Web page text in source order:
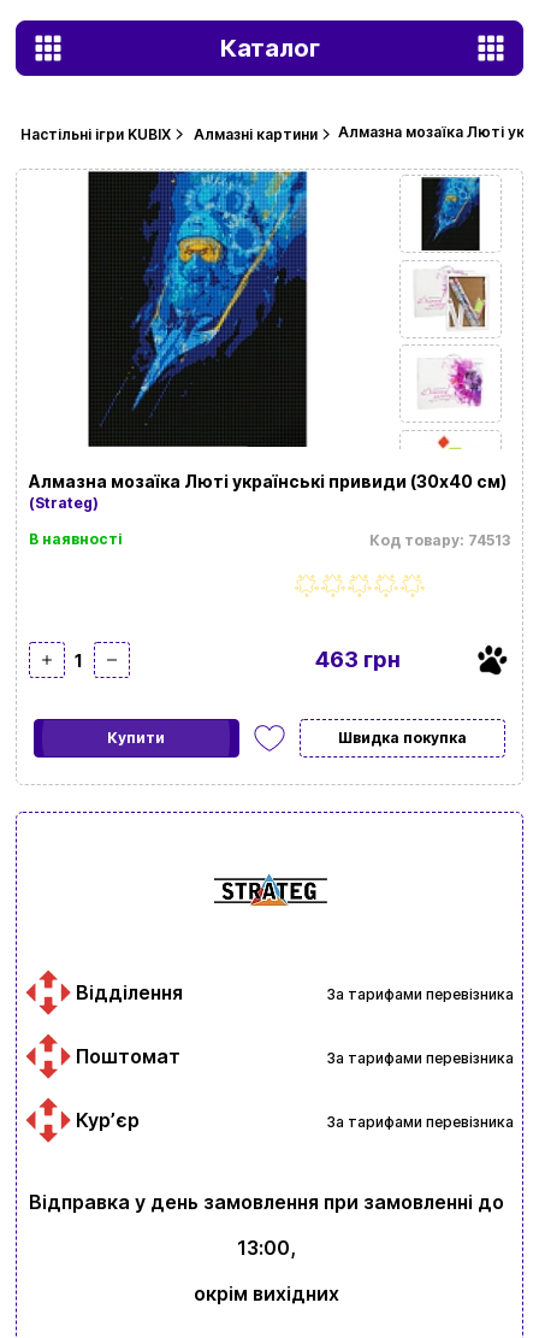
Каталог
Настільні ігри KUBIX Алмазні картини Алмазна мозаїка Люті
Алмазна мозаїка Люті українські привиди (30х40 см)
(Strateg)
Код товару: 74513
В наявності
463 грн
1
Купити Швидка покупка
Відділення За тарифами перевізника
Поштомат За тарифами перевізника
Курʼєр За тарифами перевізника
Відправка у день замовлення при замовленні до
13:00,
окрім вихідних